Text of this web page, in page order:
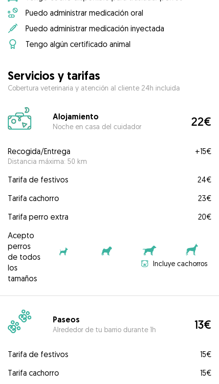
Puedo administrar medicación oral
Puedo administrar medicación inyectada
Tengo algún certificado animal
Servicios y tarifas
Cobertura veterinaria y atención al cliente 24h incluida
Alojamiento
Noche en casa del cuidador 22€
Recogida/Entrega
Distancia máxima: 50 km
+15€
Tarifa de festivos
24€
Tarifa cachorro
23€
Tarifa perro extra
20€
Acepto
perros
de todos
los
tamaños
Incluye cachorros
Paseos
Alrededor de tu barrio durante 1h 13€
Tarifa de festivos
15€
Tarifa cachorro
15€